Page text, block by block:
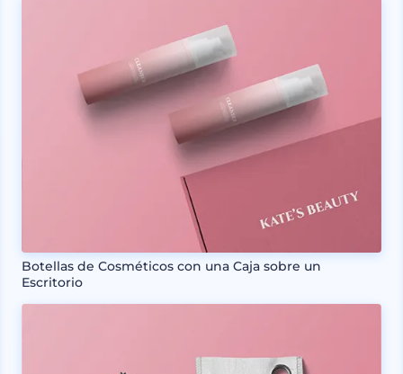
Botellas de Cosméticos con una Caja sobre un
Escritorio